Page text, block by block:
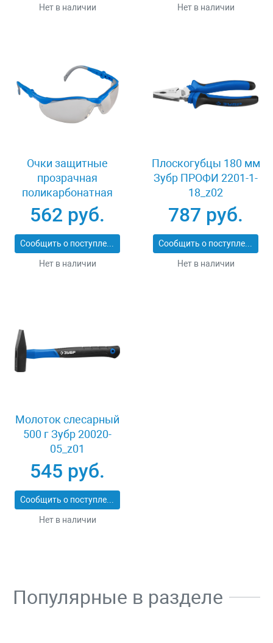
Нет в наличии Нет в наличии
Очки защитные
прозрачная
поликарбонатная
монолинза ЗУБР
ЭКСПЕРТ 110310
562 руб.
Сообщить о поступлении
Нет в наличии
Плоскогубцы 180 мм
Зубр ПРОФИ 2201-1-
18_z02
787 руб.
Сообщить о поступлении
Нет в наличии
Молоток слесарный
500 г Зубр 20020-
05_z01
545 руб.
Сообщить о поступлении
Нет в наличии
Популярные в разделе